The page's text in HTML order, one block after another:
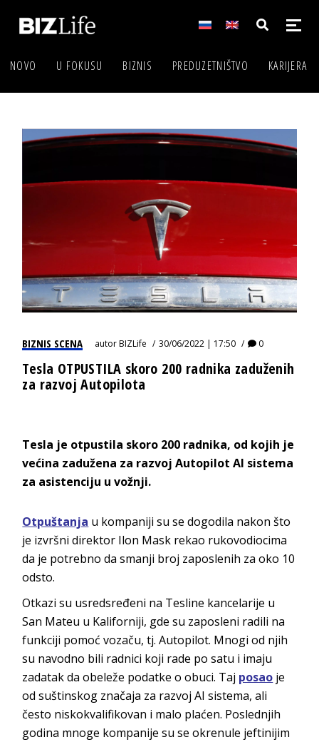
NOVO U FOKUSU BIZNIS PREDUZETNIŠTVO KARIJERA
BIZNIS SCENA autorBIZLife 30/06/2022 | 17:50 0
Tesla OTPUSTILA skoro 200 radnika zaduženih
za razvoj Autopilota
Tesla je otpustila skoro 200 radnika, od kojih je
većina zadužena za razvoj Autopilot AI sistema
za asistenciju u vožnji.
Otpuštanja u kompaniji su se dogodila nakon što
je izvršni direktor Ilon Mask rekao rukovodiocima
da je potrebno da smanji broj zaposlenih za oko 10
odsto.
Otkazi su usredsređeni na Tesline kancelarije u
San Mateu u Kaliforniji, gde su zaposleni radili na
funkciji pomoć vozaču, tj. Autopilot. Mnogi od njih
su navodno bili radnici koji rade po satu i imaju
zadatak da obeleže podatke o obuci. Taj posao je
od suštinskog značaja za razvoj AI sistema, ali
često niskokvalifikovan i malo plaćen. Poslednjih
godina mnoge kompanije su se okrenule jeftinijim